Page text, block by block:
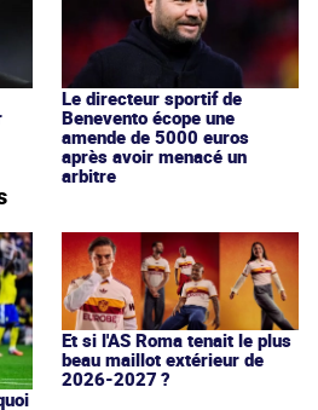
Le directeur sportif de
Benevento écope une
amende de 5000 euros
après avoir menacé un
arbitre
Et si l'AS Roma tenait le plus
beau maillot extérieur de
2026-2027 ?